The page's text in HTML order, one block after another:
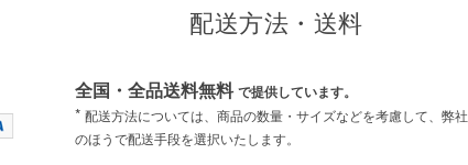
配送方法・送料
全国・全品送料無料 で提供しています。
* 配送方法については、商品の数量・サイズなどを考慮して、弊社
のほうで配送手段を選択いたします。